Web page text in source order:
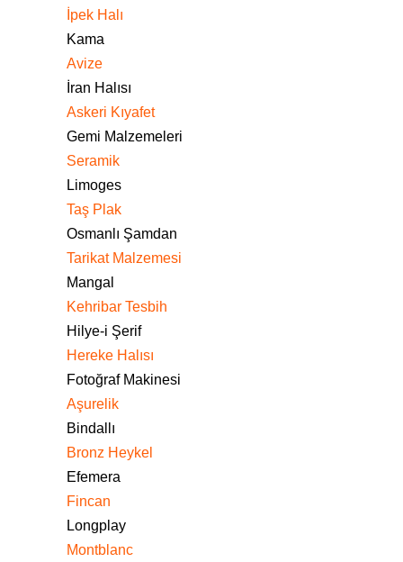
İpek Halı
Kama
Avize
İran Halısı
Askeri Kıyafet
Gemi Malzemeleri
Seramik
Limoges
Taş Plak
Osmanlı Şamdan
Tarikat Malzemesi
Mangal
Kehribar Tesbih
Hilye-i Şerif
Hereke Halısı
Fotoğraf Makinesi
Aşurelik
Bindallı
Bronz Heykel
Efemera
Fincan
Longplay
Montblanc